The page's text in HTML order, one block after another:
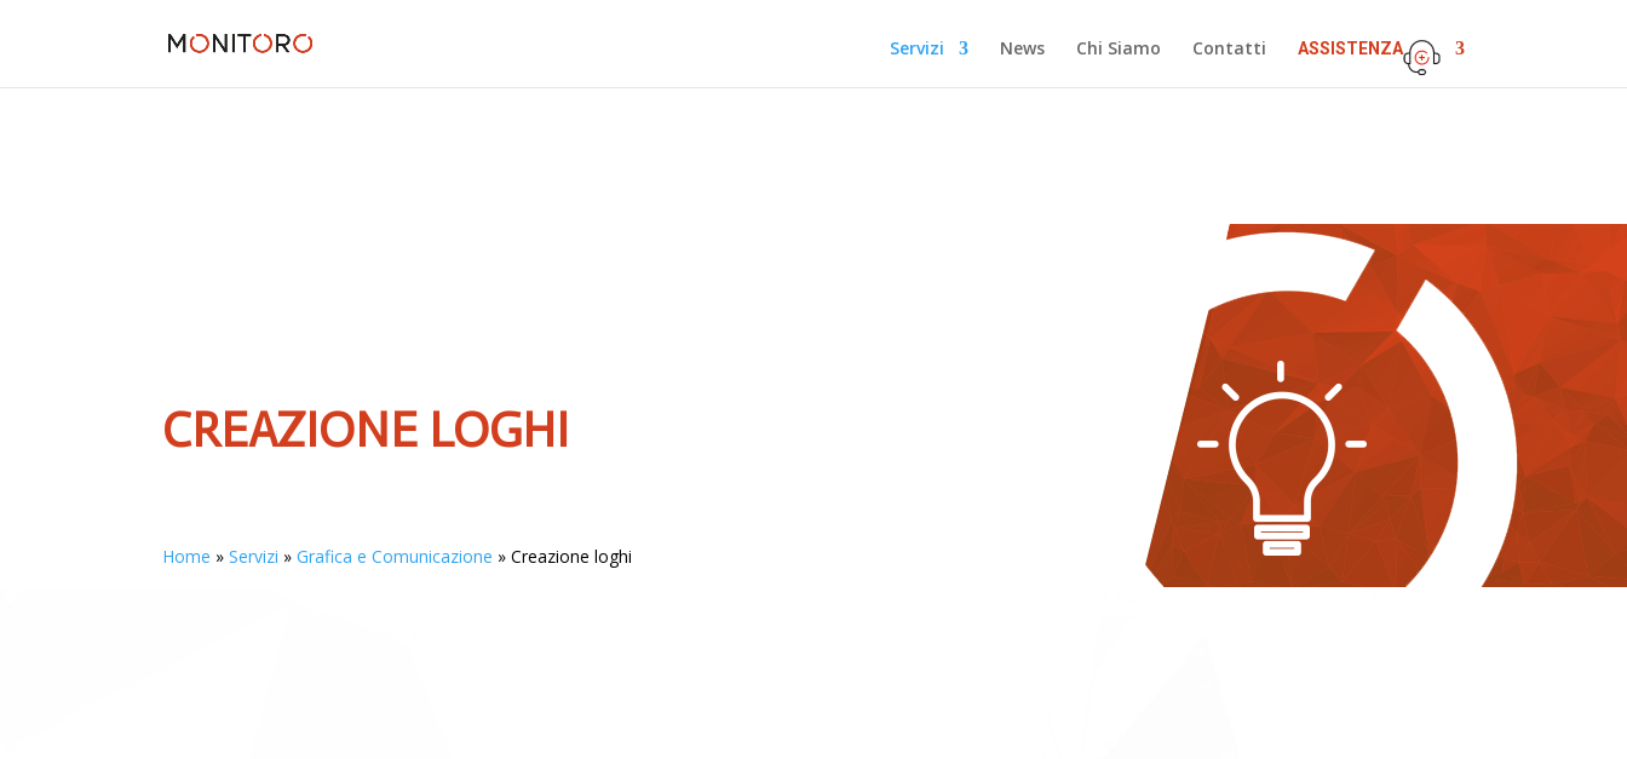
Servizi News Chi Siamo Contatti ASSISTENZA
CREAZIONE LOGHI
Home »Servizi »Grafica e Comunicazione »Creazione loghi